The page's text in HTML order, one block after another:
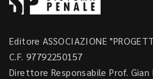
Editore ASSOCIAZIONE
C.F. 97792250157
Direttore Responsabile Prof.